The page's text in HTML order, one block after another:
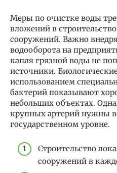
Меры по очистке воды
вложений в
сооружений. Важно
водооборота на
капля грязной воды не
источники.
использованием
бактерий показывают
небольших объектах.
крупных артерий нужны
государственном уровне.
Строительство
сооружений в